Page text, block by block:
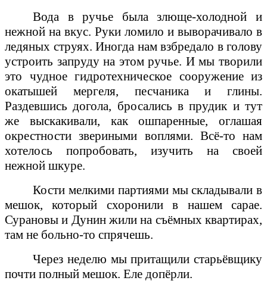
Вода в ручье была злюще-холодной и
нежной на вкус. Руки ломило и выворачивало в
ледяных струях. Иногда нам взбредало в голову
устроить запруду на этом ручье. И мы творили
это чудное гидротехническое сооружение из
окатышей мергеля, песчаника и глины.
Раздевшись догола, бросались в прудик и тут
же выскакивали, как ошпаренные, оглашая
окрестности звериными воплями. Всё-то нам
хотелось попробовать, изучить на своей
нежной шкуре.
Кости мелкими партиями мы складывали в
мешок, который схоронили в нашем сарае.
Сурановы и Дунин жили на съёмных квартирах,
там не больно-то спрячешь.
Через неделю мы притащили старьёвщику
почти полный мешок. Еле допёрли.